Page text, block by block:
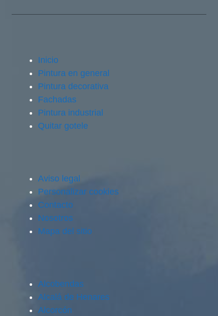
Inicio
Pintura en general
Pintura decorativa
Fachadas
Pintura industrial
Quitar gotele
Aviso legal
Personalizar cookies
Contacto
Nosotros
Mapa del sitio
Alcobendas
Alcalá de Henares
Alcorcón